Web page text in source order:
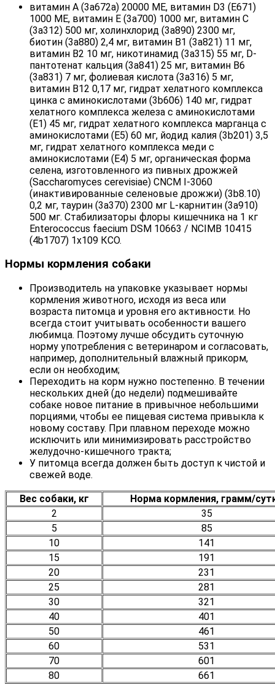
витамин A (3a672a) 20000 MЕ, витамин D3 (E671)
1000 MЕ, витамин E (3a700) 1000 мг, витамин C
(3a312) 500 мг, холинхлорид (3a890) 2300 мг,
биотин (3a880) 2,4 мг, витамин B1 (3a821) 11 мг,
витамин B2 10 мг, никотинамид (3a315) 55 мг, D-
пантотенат кальция (3a841) 25 мг, витамин B6
(3a831) 7 мг, фолиевая кислота (3a316) 5 мг,
витамин B12 0,17 мг, гидрат хелатного комплекса
цинка с аминокислотами (3b606) 140 мг, гидрат
хелатного комплекса железа с аминокислотами
(E1) 45 мг, гидрат хелатного комплекса марганца с
аминокислотами (E5) 60 мг, йодид калия (3b201) 3,5
мг, гидрат хелатного комплекса меди с
аминокислотами (E4) 5 мг, органическая форма
селена, изготовленного из пивных дрожжей
(Saccharomyces cerevisiae) CNCM I-3060
(инактивированные селеновые дрожжи) (3b8.10)
0,2 мг, таурин (3a370) 2300 мг L-карнитин (3a910)
500 мг. Стабилизаторы флоры кишечника на 1 кг
Enterococcus faecium DSM 10663 / NCIMB 10415
(4b1707) 1x109 КСО.
Нормы кормления собаки
Производитель на упаковке указывает нормы
кормления животного, исходя из веса или
возраста питомца и уровня его активности. Но
всегда стоит учитывать особенности вашего
любимца. Поэтому лучше обсудить суточную
норму употребления с ветеринаром и согласовать,
например, дополнительный влажный прикорм,
если он необходим;
Переходить на корм нужно постепенно. В течении
нескольких дней (до недели) подмешивайте
собаке новое питание в привычное небольшими
порциями, чтобы ее пищевая система привыкла к
новому составу. При плавном переходе можно
исключить или минимизировать расстройство
желудочно-кишечного тракта;
У питомца всегда должен быть доступ к чистой и
свежей воде.
Вес собаки, кг
Норма кормления, грамм/
2
35
5
85
10
141
15
191
20
231
25
281
30
321
40
401
50
461
60
531
70
601
80
661